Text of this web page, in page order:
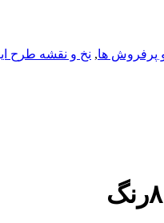
پرفروش ها, نخ و نقشه طرح